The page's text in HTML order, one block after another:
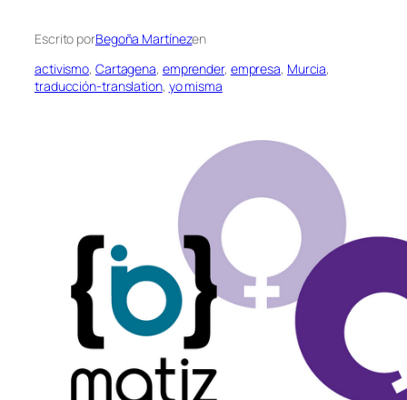
Escrito porBegoña Martínezen
activismo, Cartagena, emprender, empresa, Murcia
traducción-translation, yo misma